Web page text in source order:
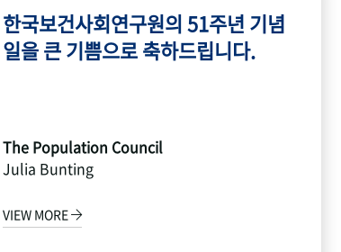
한국보건사회연구원의 51주년 기념
일을 큰 기쁨으로 축하드립니다.
The Population Council
Julia Bunting
VIEW MORE